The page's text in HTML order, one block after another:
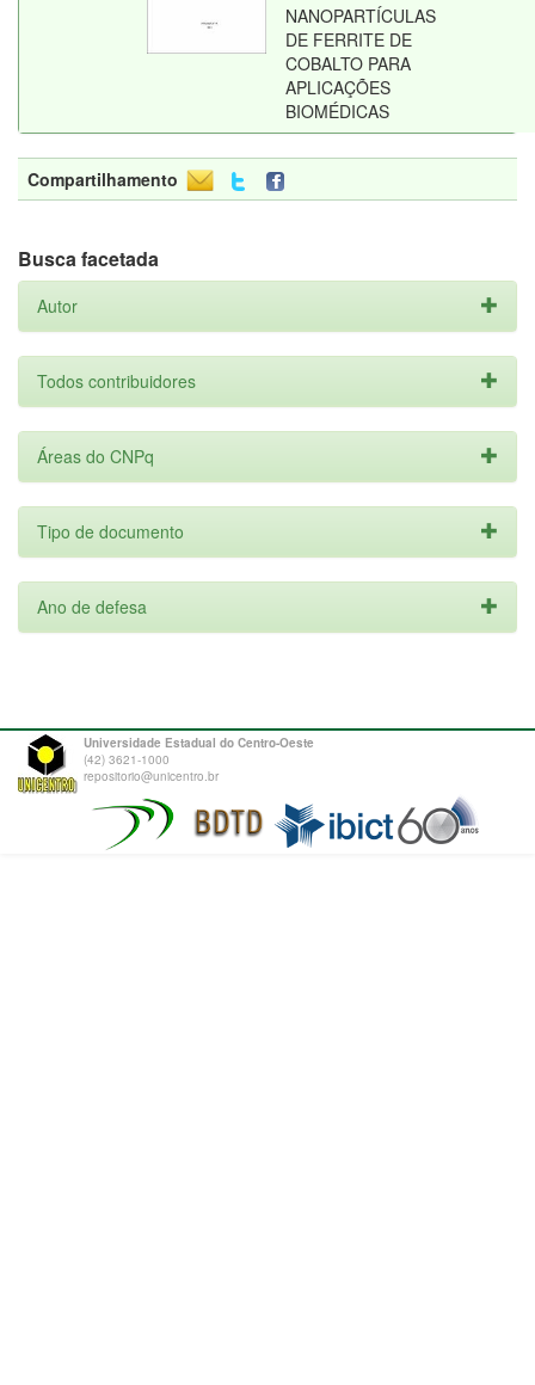
NANOPARTÍCULAS
DE FERRITE DE
COBALTO PARA
APLICAÇÕES
BIOMÉDICAS
Compartilhamento
Busca facetada
Autor
Todos contribuidores
Áreas do CNPq
Tipo de documento
Ano de defesa
Universidade Estadual do Centro-Oeste
(42) 3621-1000
repositorio@unicentro.br